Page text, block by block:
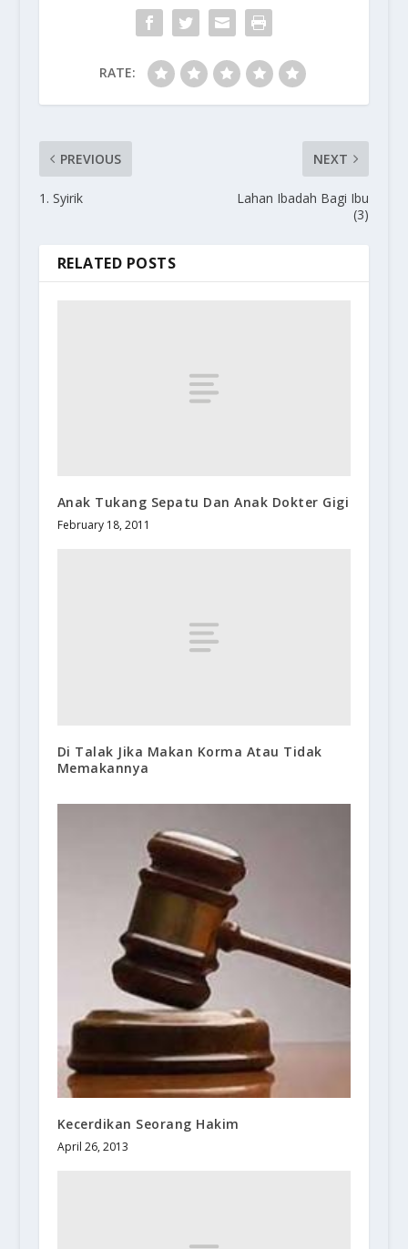
RATE:
PREVIOUS
1. Syirik
NEXT
Lahan Ibadah Bagi Ibu
(3)
RELATED POSTS
Anak Tukang Sepatu Dan Anak Dokter Gigi
February 18, 2011
Di Talak Jika Makan Korma Atau Tidak
Memakannya
Kecerdikan Seorang Hakim
April 26, 2013